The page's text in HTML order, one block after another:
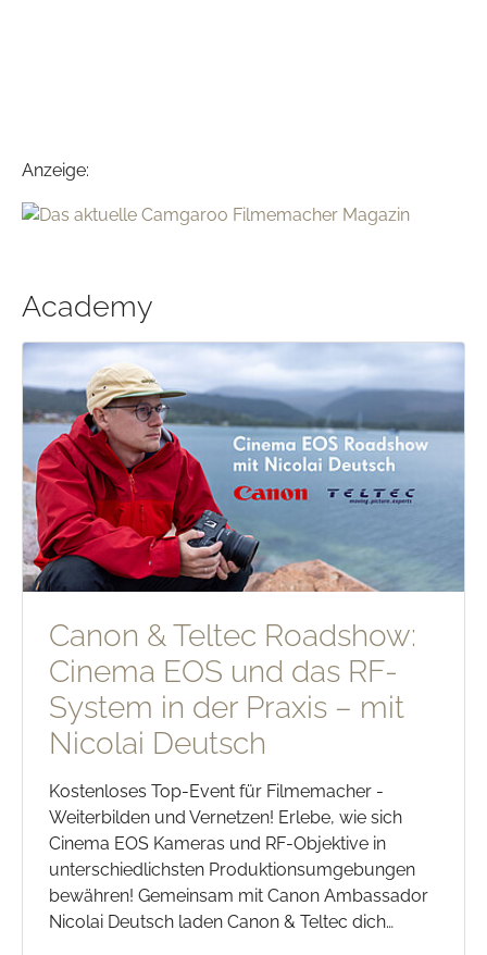
Anzeige:
Academy
Canon & Teltec Roadshow:
Cinema EOS und das RF-
System in der Praxis – mit
Nicolai Deutsch
Kostenloses Top-Event für Filmemacher -
Weiterbilden und Vernetzen! Erlebe, wie sich
Cinema EOS Kameras und RF-Objektive in
unterschiedlichsten Produktionsumgebungen
bewähren! Gemeinsam mit Canon Ambassador
Nicolai Deutsch laden Canon & Teltec dich…